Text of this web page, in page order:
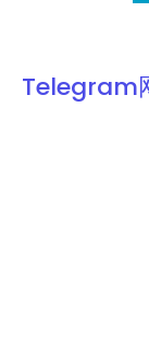
Telegram